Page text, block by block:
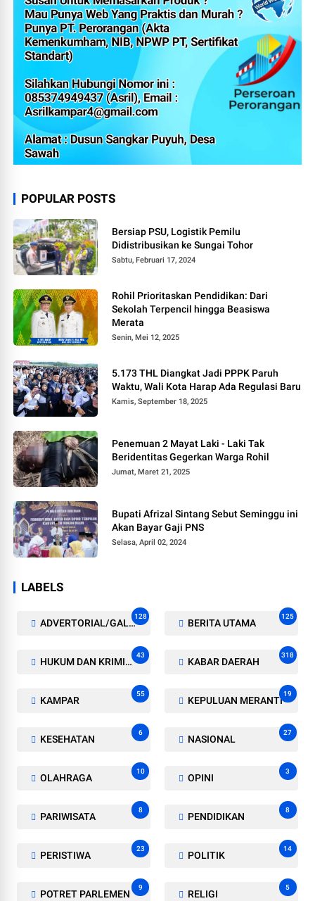
POPULAR POSTS
Bersiap PSU, Logistik Pemilu
Didistribusikan ke Sungai Tohor
Sabtu, Februari 17, 2024
Rohil Prioritaskan Pendidikan: Dari
Sekolah Terpencil hingga Beasiswa
Merata
Senin, Mei 12, 2025
5.173 THL Diangkat Jadi PPPK Paruh
Waktu, Wali Kota Harap Ada Regulasi Baru
Kamis, September 18, 2025
Penemuan 2 Mayat Laki - Laki Tak
Beridentitas Gegerkan Warga Rohil
Jumat, Maret 21, 2025
Bupati Afrizal Sintang Sebut Seminggu ini
Akan Bayar Gaji PNS
Selasa, April 02, 2024
LABELS
ADVERTORIAL/GALERI
128
BERITA UTAMA
125
HUKUM DAN KRIMINAL
43
KABAR DAERAH
318
KAMPAR
55
KEPULUAN MERANTI
19
KESEHATAN
6
NASIONAL
27
OLAHRAGA
10
OPINI
3
PARIWISATA
8
PENDIDIKAN
8
PERISTIWA
23
POLITIK
14
POTRET PARLEMEN
9
RELIGI
5